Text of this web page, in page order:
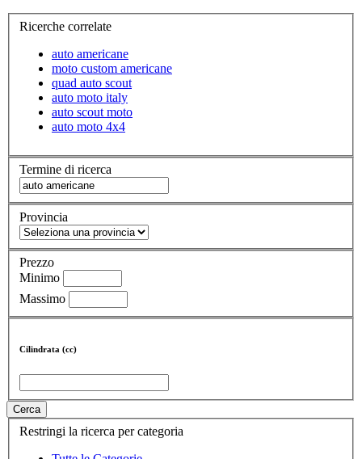
Ricerche correlate
auto americane
moto custom americane
quad auto scout
auto moto italy
auto scout moto
auto moto 4x4
Termine di ricerca
Provincia
Prezzo
Minimo
Massimo
Cilindrata (cc)
Cerca
Restringi la ricerca per categoria